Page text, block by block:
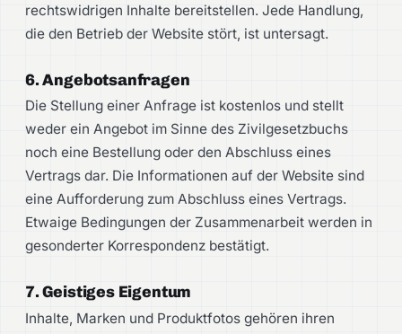
rechtswidrigen Inhalte bereitstellen. Jede Handlung,
die den Betrieb der Website stört, ist untersagt.
6. Angebotsanfragen
Die Stellung einer Anfrage ist kostenlos und stellt
weder ein Angebot im Sinne des Zivilgesetzbuchs
noch eine Bestellung oder den Abschluss eines
Vertrags dar. Die Informationen auf der Website sind
eine Aufforderung zum Abschluss eines Vertrags.
Etwaige Bedingungen der Zusammenarbeit werden in
gesonderter Korrespondenz bestätigt.
7. Geistiges Eigentum
Inhalte, Marken und Produktfotos gehören ihren